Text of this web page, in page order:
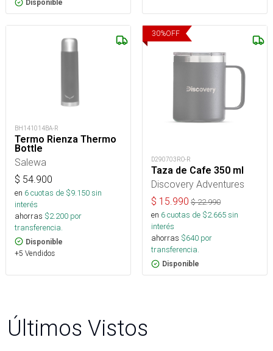
Disponible
BH141014BA-R
Termo Rienza Thermo
Bottle
Salewa
$ 54.900
en 6cuotas de $9.150sin
interés
ahorras $2.200 por
transferencia.
Disponible
+5 Vendidos
30%OFF
D290703RO-R
Taza de Cafe 350 ml
Discovery Adventures
$ 15.990 $22.990
en 6cuotas de $2.665sin
interés
ahorras $640 por
transferencia.
Disponible
Últimos Vistos